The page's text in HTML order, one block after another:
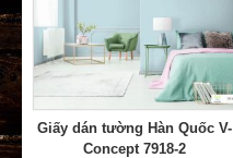
Giấy dán tường Hàn Quốc V-
Concept 7918-2